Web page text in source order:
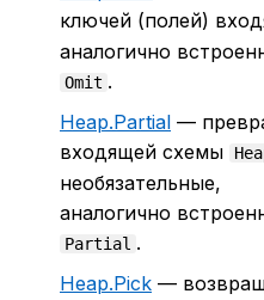
ключей (полей)
аналогично
Omit .
Heap.Partial —
входящей схемы
необязательные,
аналогично
Partial .
Heap.Pick —